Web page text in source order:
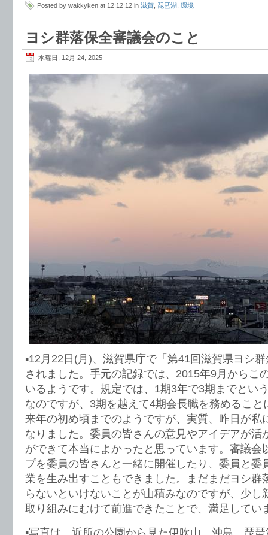
Posted by wakkyken at 12:12:12 in 滋賀 琵琶湖 環境
ヨシ群落保全審議会のこと
水曜日, 12月 24, 2025
▪️12月22日(月)、滋賀県庁で「第41回滋賀県ヨシ
されました。手元の記録では、2015年9月からこ
いるようです。規定では、1期3年で3期までとい
なのですが、3期を越えて4期会長職を務めること
来年の初め頃までのようですが、実質、昨日が私
なりました。委員の皆さんの意見やアイデアが活
ができて本当によかったと思っています。審議会
プを委員の皆さんと一緒に開催したり、委員と委
業を生み出すこともできました。まだまだヨシ群
らないといけないことが山積みなのですが、少し
取り組みにむけて前進できたことで、満足してい
▪️写真は、近所の公園から見た伊吹山、沖島、琵